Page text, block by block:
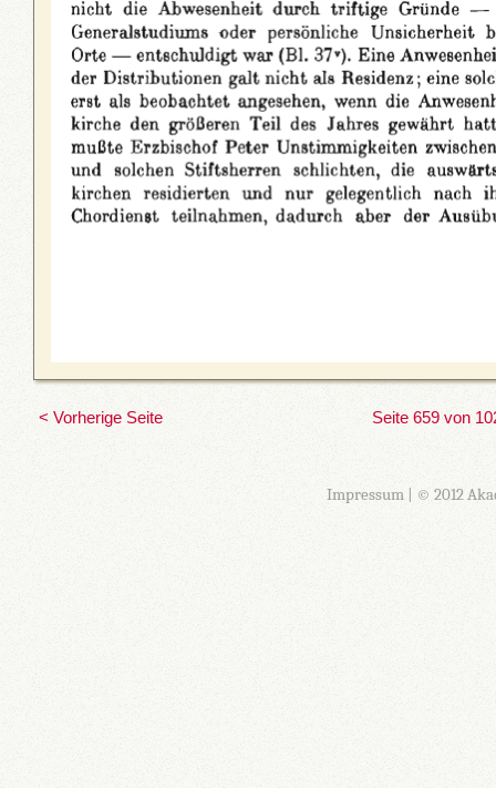
< Vorherige Seite Seite 659 von
Impressum| © 2012